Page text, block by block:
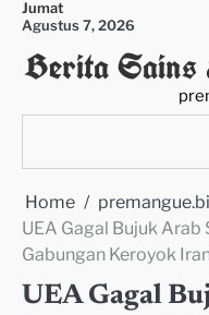
Skip
content
Jumat
Agustus 7, 2026
Berita Sains
Home
UEA Gagal Bujuk Arab
Gabungan Keroyok
UEA Gagal